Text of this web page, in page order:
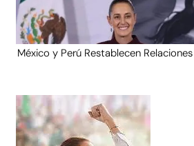
México y Perú Restablecen